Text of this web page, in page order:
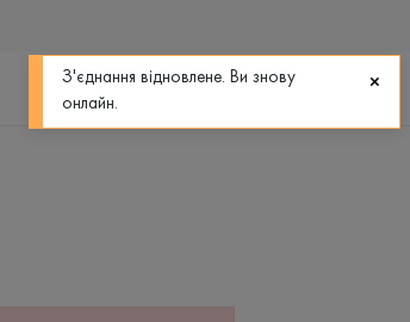
0
З'єднання відновлене. Ви знову
онлайн.